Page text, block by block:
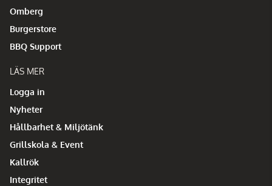
Omberg
Burgerstore
BBQ Support
LÄS MER
Logga in
Nyheter
Hållbarhet & Miljötänk
Grillskola & Event
Kallrök
Integritet